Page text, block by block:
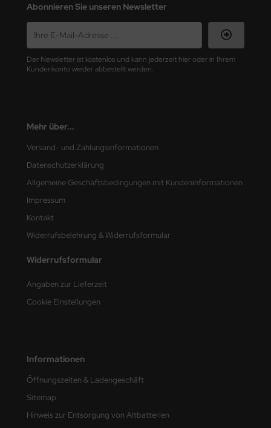
Abonnieren Sie unseren Newsletter
Der Newsletter ist kostenlos und kann jederzeit hier oder in Ihrem
Kundenkonto wieder abbestellt werden.
Mehr über...
Versand- und Zahlungsinformationen
Datenschutzerklärung
Allgemeine Geschäftsbedingungen mit Kundeninformationen
Impressum
Kontakt
Widerrufsbelehrung & Widerrufsformular
Widerrufsformular
Angaben zur Lieferzeit
Cookie Einstellungen
Informationen
Öffnungszeiten & Ladengeschäft
Sitemap
Hinweis zur Entsorgung von Altbatterien
Hobby / Gunze Sangyo
Beemax
Lights
Model